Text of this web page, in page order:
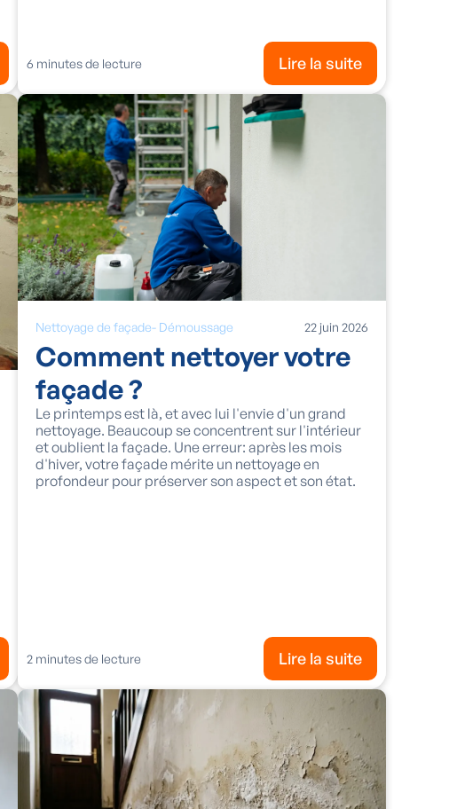
6 minutes de lecture Lire la suite
Nettoyage de façade- Démoussage 22 juin 2026
Comment nettoyer votre
façade ?
Le printemps est là, et avec lui l'envie d'un grand
nettoyage. Beaucoup se concentrent sur l'intérieur
et oublient la façade. Une erreur: après les mois
d'hiver, votre façade mérite un nettoyage en
profondeur pour préserver son aspect et son état.
2 minutes de lecture Lire la suite